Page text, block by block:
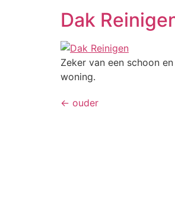
Dak
Zeker van een schoon
woning.
← ouder